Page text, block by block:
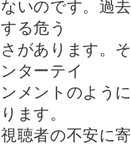
ないのです。過
する危う
さがあります。
ンターテイ
ンメントのよう
ります。
視聴者の不安に